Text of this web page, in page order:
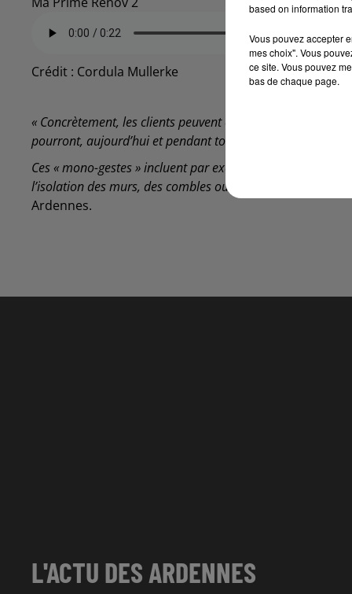
Crédit : Cordula Mullerke
« Concrètement, les clients peuvent encore déposer
pourront, aujourd’hui et pendant tout l’été, déposer un
Ces « mono-gestes » incluent par exemple le
l’isolation des murs, des combles ou des parois vitrées. »
Ardennes.
L'ACTU DES ARDENNES
based on information
Vous pouvez accepter
mes choix". Vous
ce site. Vous pouvez
bas de chaque page.